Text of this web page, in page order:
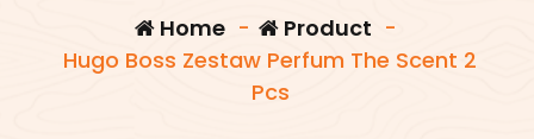
Home- Product -
Hugo Boss Zestaw Perfum The Scent 2
Pcs